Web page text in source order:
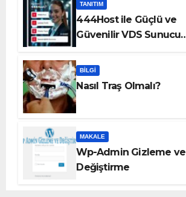
TANITIM
444Host ile Güçlü ve
Güvenilir VDS Sunucu
BILGI
Nasıl Traş Olmalı?
MAKALE
Wp-Admin Gizleme ve
Değiştirme